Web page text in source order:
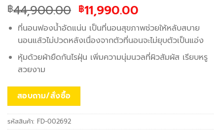
฿44,900.00 Original
price
was:
฿44,900.00.
฿11,990.00
price
is:
฿11,990.00.
ที่นอนฟองน้ำอัดแน่น เป็นที่นอนสุขภาพช่วยให้หลับสบาย
นอนแล้วไม่ปวดหลังเนื่องจากตัวที่นอนจะไม่ยุบตัวเป็นแอ่ง
หุ้มด้วยผ้ายืดกันไรฝุ่น เพิ่มความนุ่มนวลที่ผิวสัมผัส เรียบหรู
สวยงาม
สอบถาม/สั่งซื้อ
รหัสสินค้า: FD-002692